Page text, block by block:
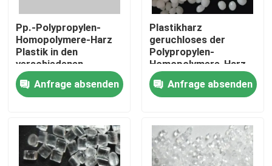
Startseite
Produkte
Über uns
Pp.-Polypropylen-
Homopolymere-Harz
Plastik in den
verschiedenen
Schmelzindizes
Anfrage absenden
Plastikharz
geruchloses der
Polypropylen-
Homopolymere-Harz-
weißes Farbepp.
Anfrage absenden